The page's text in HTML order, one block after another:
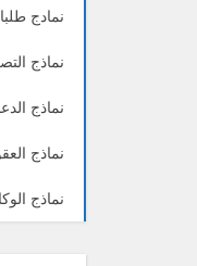
نمادج
نماذج
نماذج
نماذج
نماذج